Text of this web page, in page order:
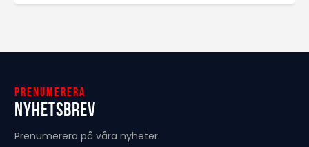
Prenumerera
Nyhetsbrev
Prenumerera på våra nyheter.